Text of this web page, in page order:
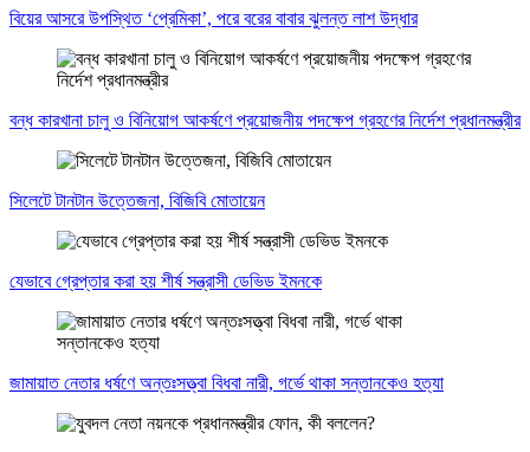
বিয়ের আসরে উপস্থিত ‘প্রেমিকা’, পরে বরের বাবার ঝুলন্ত লাশ উদ্ধার
বন্ধ কারখানা চালু ও বিনিয়োগ আকর্ষণে প্রয়োজনীয় পদক্ষেপ গ্রহণের নির্দেশ প্রধানমন্ত্রীর
সিলেটে টানটান উত্তেজনা, বিজিবি মোতায়েন
যেভাবে গ্রেপ্তার করা হয় শীর্ষ সন্ত্রাসী ডেভিড ইমনকে
জামায়াত নেতার ধর্ষণে অন্তঃসত্ত্বা বিধবা নারী, গর্ভে থাকা সন্তানকেও হত্যা